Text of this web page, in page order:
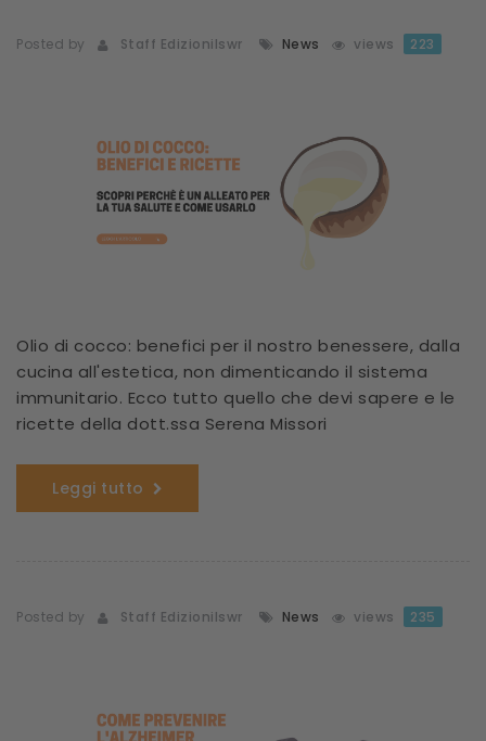
Posted by Staff Edizionilswr News views 223
Olio di cocco: benefici per il nostro benessere, dalla
cucina all'estetica, non dimenticando il sistema
immunitario. Ecco tutto quello che devi sapere e le
ricette della dott.ssa Serena Missori
Leggi tutto
Posted by Staff Edizionilswr News views 235